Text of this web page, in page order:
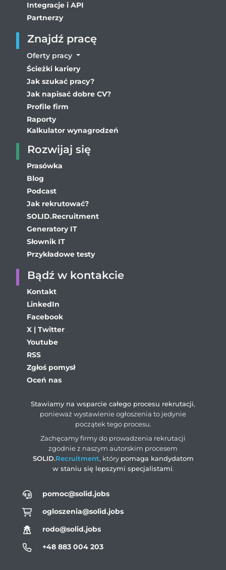
pomoc@solid.jobs
ogloszenia@solid.jobs
rodo@solid.jobs
+48 883 004 203
Integracje i API
Partnerzy
Znajdź pracę
Oferty pracy
Ścieżki kariery
Jak szukać pracy?
Jak napisać dobre CV?
Profile firm
Raporty
Kalkulator wynagrodzeń
Rozwijaj się
Prasówka
Blog
Podcast
Jak rekrutować?
SOLID.Recruitment
Generatory IT
Słownik IT
Przykładowe testy
Bądź w kontakcie
Kontakt
LinkedIn
Facebook
X | Twitter
Youtube
RSS
Zgłoś pomysł
Oceń nas
Stawiamy na wsparcie całego procesu rekrutacji,
ponieważ wystawienie ogłoszenia to jedynie
początek tego procesu.
Zachęcamy firmy do prowadzenia rekrutacji
zgodnie z naszym autorskim procesem
SOLID.Recruitment, który pomaga kandydatom
w staniu się lepszymi specjalistami.